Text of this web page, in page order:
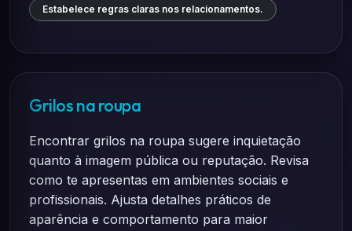
Estabelece regras claras nos relacionamentos.
Grilos na roupa
Encontrar grilos na roupa sugere inquietação
quanto à imagem pública ou reputação. Revisa
como te apresentas em ambientes sociais e
profissionais. Ajusta detalhes práticos de
aparência e comportamento para maior